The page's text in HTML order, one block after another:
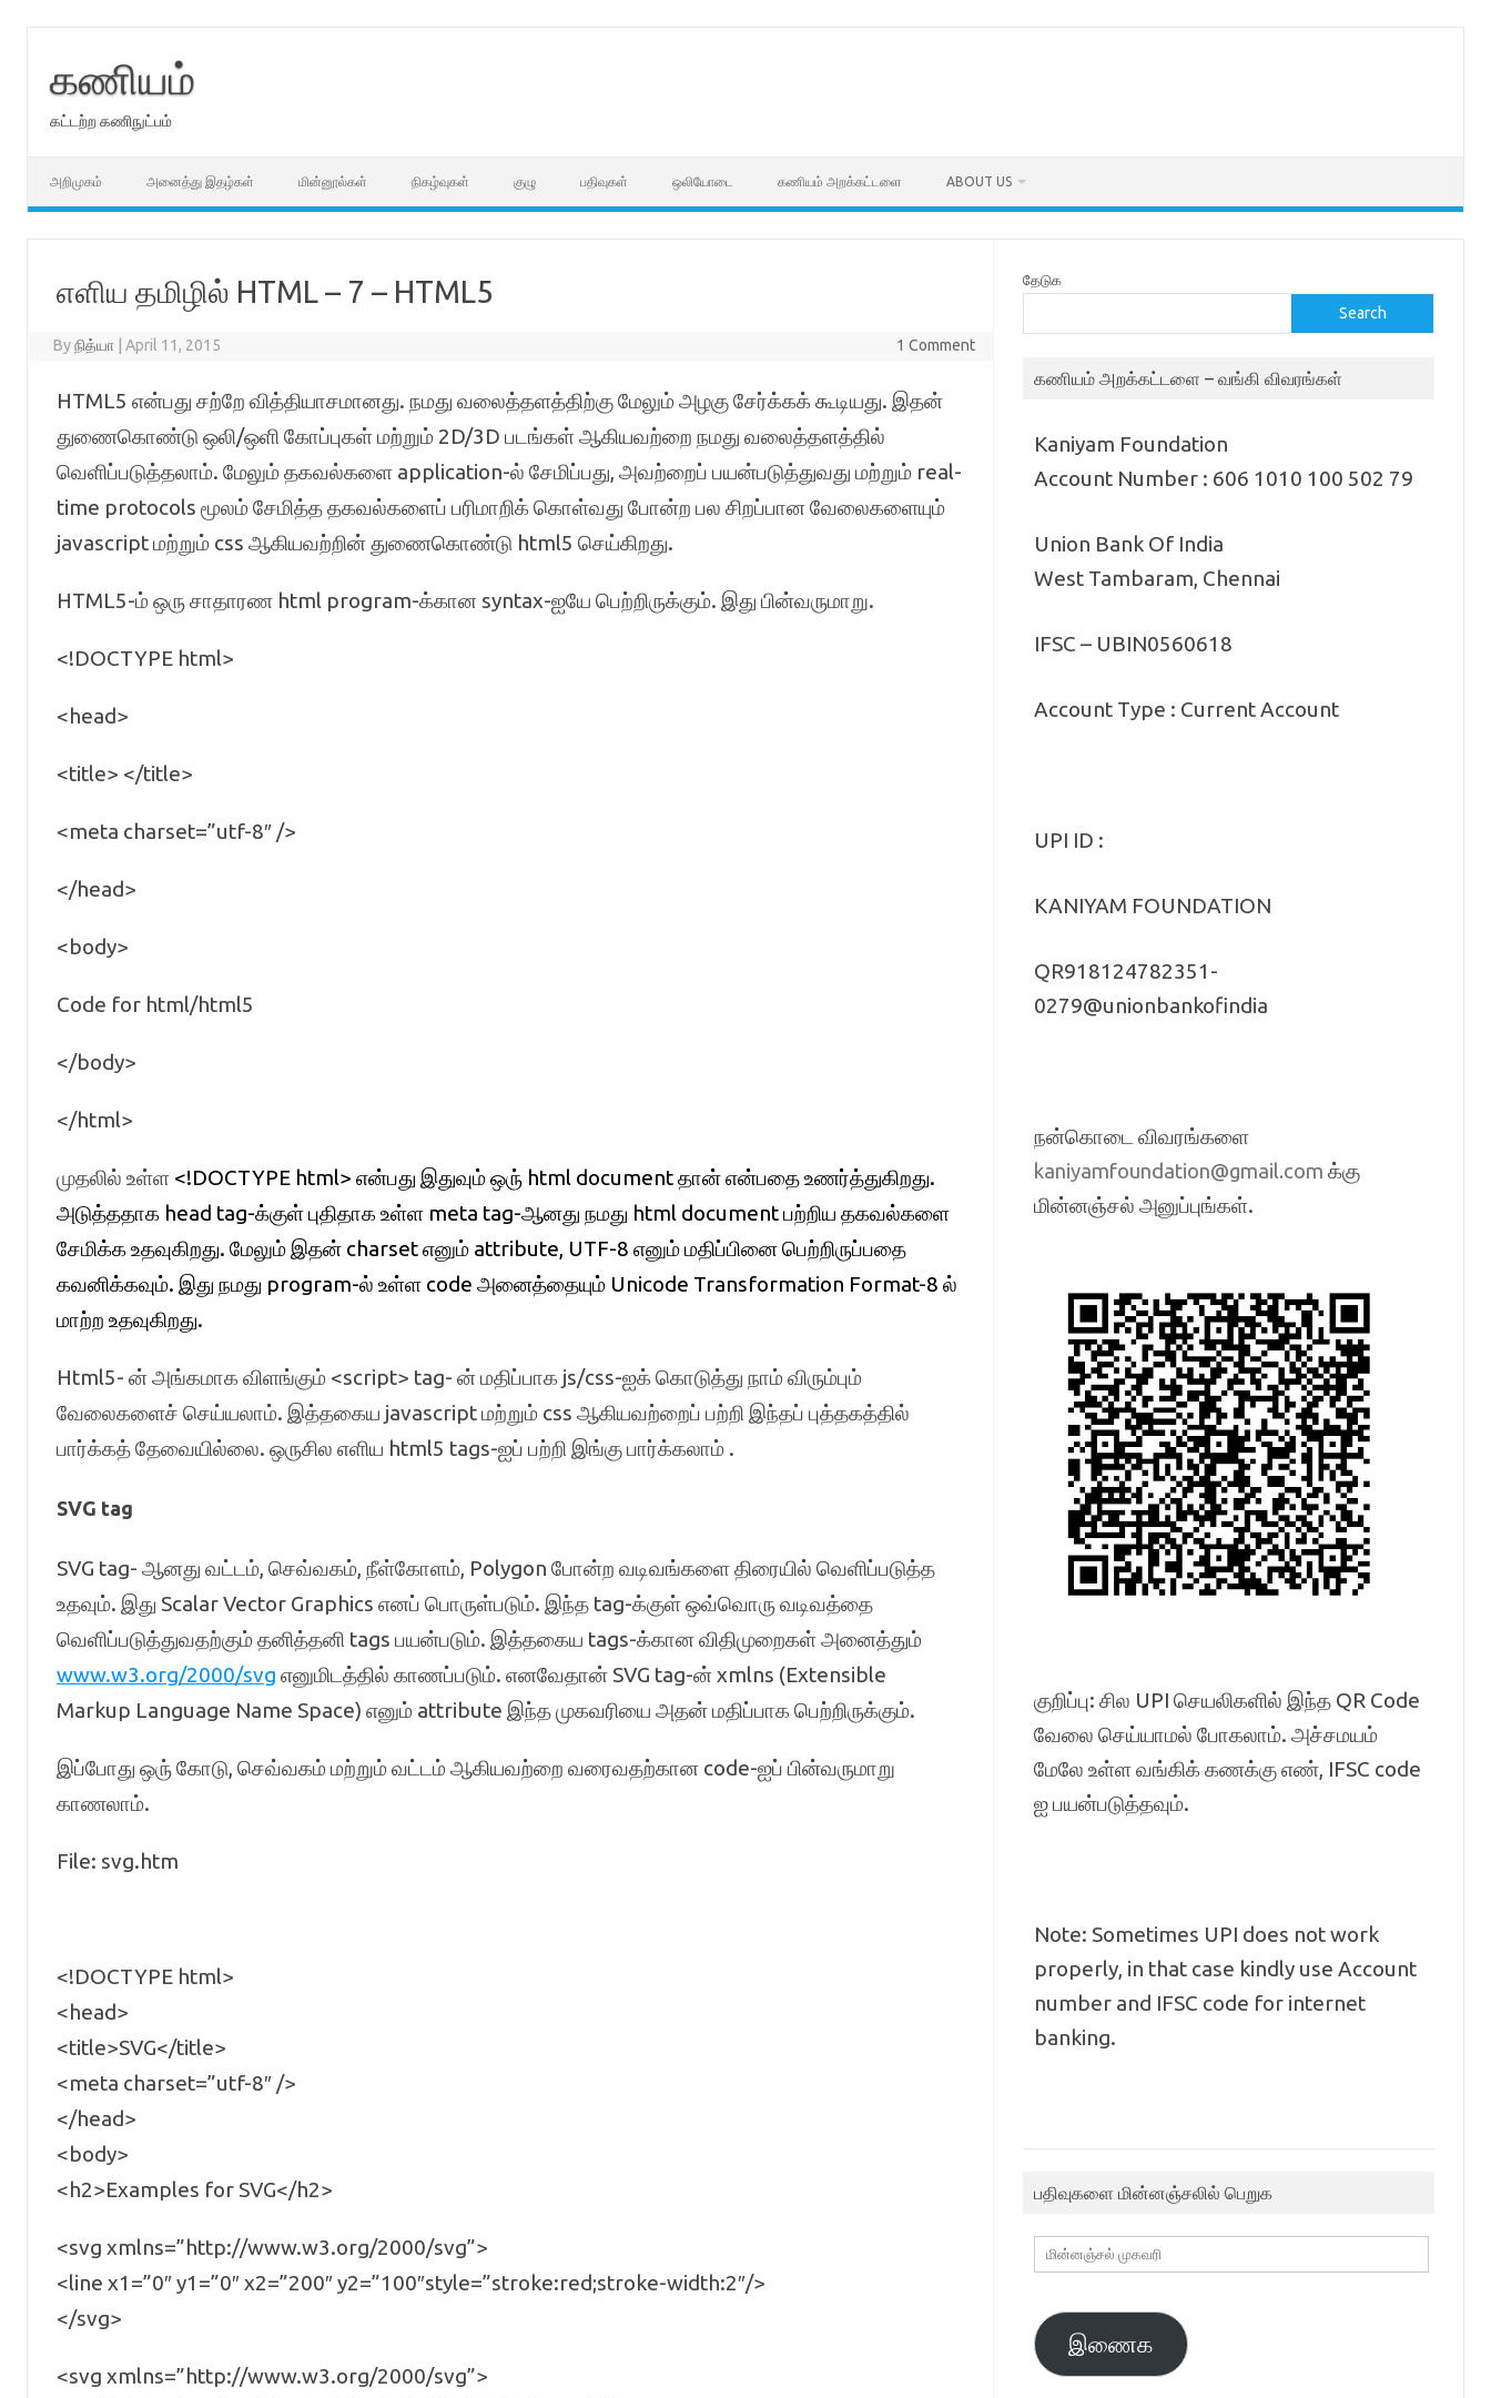
கணியம்
கட்டற்ற கணிநுட்பம்
அறிமுகம் அனைத்து இதழ்கள் மின்னூல்கள் நிகழ்வுகள் குழு பதிவுகள் ஒலியோடை கணியம் அறக்கட்டளை ABOUT US
எளிய தமிழில் HTML – 7 – HTML5
Byநித்யா April 11, 2015 1 Comment
HTML5 என்பது சற்றே வித்தியாசமானது. நமது வலைத்தளத்திற்கு மேலும் அழகு சேர்க்கக் கூடியது. இதன்
துணைகொண்டு ஒலி/ஒளி கோப்புகள் மற்றும் 2D/3D படங்கள் ஆகியவற்றை நமது வலைத்தளத்தில்
வெளிப்படுத்தலாம். மேலும் தகவல்களை application-ல் சேமிப்பது, அவற்றைப் பயன்படுத்துவது மற்றும் real-
time protocols மூலம் சேமித்த தகவல்களைப் பரிமாறிக் கொள்வது போன்ற பல சிறப்பான வேலைகளையும்
javascript மற்றும் css ஆகியவற்றின் துணைகொண்டு html5 செய்கிறது.
HTML5-ம் ஒரு சாதாரண html program-க்கான syntax-ஐயே பெற்றிருக்கும். இது பின்வருமாறு.
<!DOCTYPE html>
<head>
<title> </title>
<meta charset=”utf-8″ />
</head>
<body>
Code for html/html5
</body>
</html>
முதலில் உள்ள <!DOCTYPE html> என்பது இதுவும் ஒரு் html document தான் என்பதை உணர்த்துகிறது.
அடுத்ததாக head tag-க்குள் புதிதாக உள்ள meta tag-ஆனது நமது html document பற்றிய தகவல்களை
சேமிக்க உதவுகிறது. மேலும் இதன் charset எனும் attribute, UTF-8 எனும் மதிப்பினை பெற்றிருப்பதை
கவனிக்கவும். இது நமது program-ல் உள்ள code அனைத்தையும் Unicode Transformation Format-8 ல்
மாற்ற உதவுகிறது.
Html5- ன் அங்கமாக விளங்கும் <script> tag- ன் மதிப்பாக js/css-ஐக் கொடுத்து நாம் விரும்பும்
வேலைகளைச் செய்யலாம். இத்தகைய javascript மற்றும் css ஆகியவற்றைப் பற்றி இந்தப் புத்தகத்தில்
பார்க்கத் தேவையில்லை. ஒருசில எளிய html5 tags-ஐப் பற்றி இங்கு பார்க்கலாம் .
SVG tag
SVG tag- ஆனது வட்டம், செவ்வகம், நீள்கோளம், Polygon போன்ற வடிவங்களை திரையில் வெளிப்படுத்த
உதவும். இது Scalar Vector Graphics எனப் பொருள்படும். இந்த tag-க்குள் ஒவ்வொரு வடிவத்தை
வெளிப்படுத்துவதற்கும் தனித்தனி tags பயன்படும். இத்தகைய tags-க்கான விதிமுறைகள் அனைத்தும்
www.w3.org/2000/svg எனுமிடத்தில் காணப்படும். எனவேதான் SVG tag-ன் xmlns (Extensible
Markup Language Name Space) எனும் attribute இந்த முகவரியை அதன் மதிப்பாக பெற்றிருக்கும்.
இப்போது ஒரு் கோடு, செவ்வகம் மற்றும் வட்டம் ஆகியவற்றை வரைவதற்கான code-ஐப் பின்வருமாறு
காணலாம்.
File: svg.htm
<!DOCTYPE html>
<head>
<title>SVG</title>
<meta charset=”utf-8″ />
</head>
<body>
<h2>Examples for SVG</h2>
<svg xmlns=”http://www.w3.org/2000/svg”>
<line x1=”0″ y1=”0″ x2=”200″ y2=”100″style=”stroke:red;stroke-width:2″/>
</svg>
<svg xmlns=”http://www.w3.org/2000/svg”>
தேடுக
Search
கணியம் அறக்கட்டளை – வங்கி விவரங்கள்
Kaniyam Foundation
Account Number : 606 1010 100 502 79
Union Bank Of India
West Tambaram, Chennai
IFSC – UBIN0560618
Account Type : Current Account
UPI ID :
KANIYAM FOUNDATION
QR918124782351-
0279@unionbankofindia
நன்கொடை விவரங்களை
kaniyamfoundation@gmail.com க்கு
மின்னஞ்சல் அனுப்புங்கள்.
குறிப்பு: சில UPI செயலிகளில் இந்த QR Code
வேலை செய்யாமல் போகலாம். அச்சமயம்
மேலே உள்ள வங்கிக் கணக்கு எண், IFSC code
ஐ பயன்படுத்தவும்.
Note: Sometimes UPI does not work
properly, in that case kindly use Account
number and IFSC code for internet
banking.
பதிவுகளை மின்னஞ்சலில் பெறுக
மின்னஞ்சல்
முகவரி
இணைக